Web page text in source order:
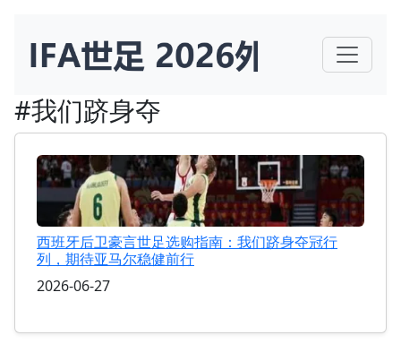
#我们跻身夺
西班牙后卫豪言世足选购指南：我们跻身夺冠行
列，期待亚马尔稳健前行
2026-06-27